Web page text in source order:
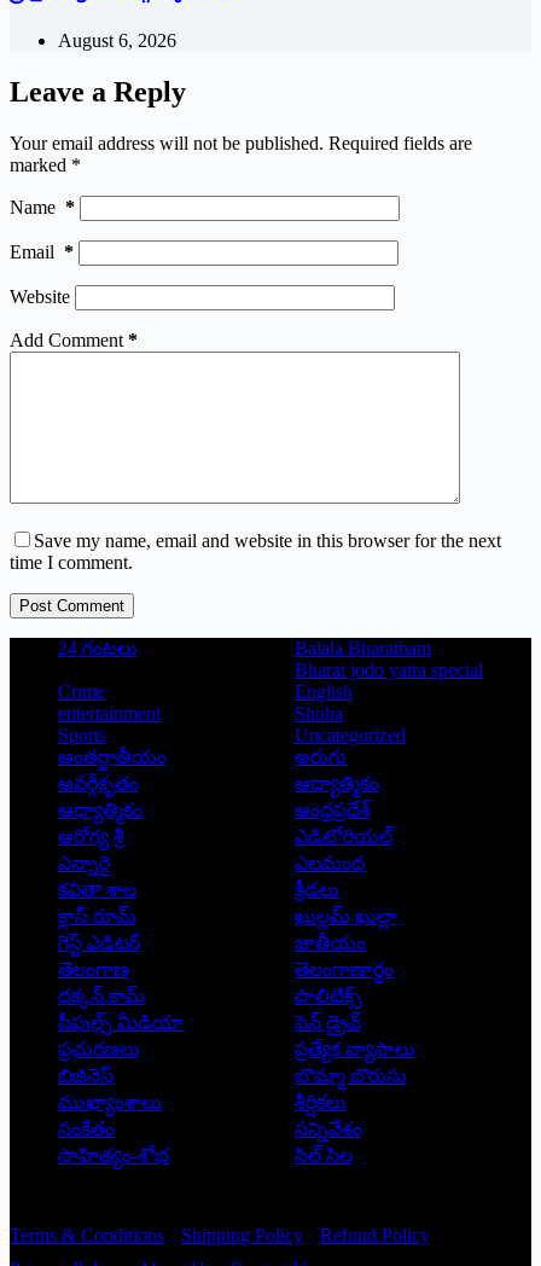
August 6, 2026
Leave a Reply
Your email address will not be published. Required fields are
marked *
Name *
Email *
Website
Add Comment *
Save my name, email and website in this browser for the next
time I comment.
Post Comment
24 గంటలు
Balala Bharatham
Bharat jodo yatra special
Crime
English
entertainment
Shoba
Sports
Uncategorized
అంతర్జాతీయం
అరుగు
అవర్గీకృతం
ఆద్యాత్మికం
ఆధ్యాత్మికం
ఆంధ్రప్రదేశ్
ఆరోగ్య శ్రీ
ఎడిటోరియల్
ఎన్నారై
ఎలమంద
కవితా శాల
క్రీడలు
క్లాస్ రూమ్
ఖుల్లమ్ ఖుల్లా
గెస్ట్ ఎడిటర్
జాతీయం
తెలంగాణ
తెలంగాణార్థం
దక్కన్.కామ్
పాలిటిక్స్
పీపుల్స్ ‌మీడియా
పెన్ డ్రైవ్
ప్రచురణలు
ప్రత్యేక వ్యాసాలు
బిజినెస్
బొమ్మా బొరుసు
ముఖ్యాంశాలు
శీర్షికలు
సంకేతం
సన్నివేశం
సాహిత్యం-శోభ
సిల్ సిల
Terms & Conditions Shipping Policy
Refund Policy